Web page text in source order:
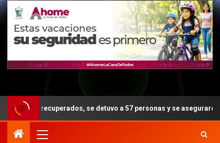
se detuvo a 57 personas y se aseguraron armas,